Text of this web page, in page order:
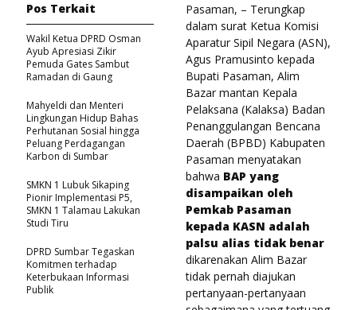
Pasaman, – Terungkap
dalam surat Ketua Komisi
Aparatur Sipil Negara (ASN),
Agus Pramusinto kepada
Bupati Pasaman, Alim
Bazar mantan Kepala
Pelaksana (Kalaksa) Badan
Penanggulangan Bencana
Daerah (BPBD) Kabupaten
Pasaman menyatakan
bahwa BAP yang
disampaikan oleh
Pemkab Pasaman
kepada KASN adalah
palsu alias tidak benar
dikarenakan Alim Bazar
tidak pernah diajukan
pertanyaan-pertanyaan
Pos Terkait
Wakil Ketua DPRD Osman
Ayub Apresiasi Zikir
Pemuda Gates Sambut
Ramadan di Gaung
Mahyeldi dan Menteri
Lingkungan Hidup Bahas
Perhutanan Sosial hingga
Peluang Perdagangan
Karbon di Sumbar
SMKN 1 Lubuk Sikaping
Pionir Implementasi P5,
SMKN 1 Talamau Lakukan
Studi Tiru
DPRD Sumbar Tegaskan
Komitmen terhadap
Keterbukaan Informasi
Publik